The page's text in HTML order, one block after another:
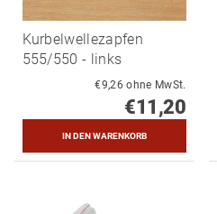
Kurbelwellezapfen
555/550 - links
€9,26 ohne MwSt.
€11,20